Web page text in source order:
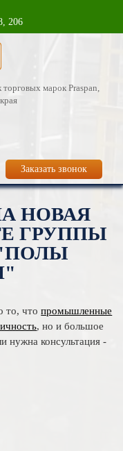
206
марок Praspan,
Заказать звонок
НОВАЯ
ГРУППЫ
то, чтопромышленные
, но и большое
нужна консультация -